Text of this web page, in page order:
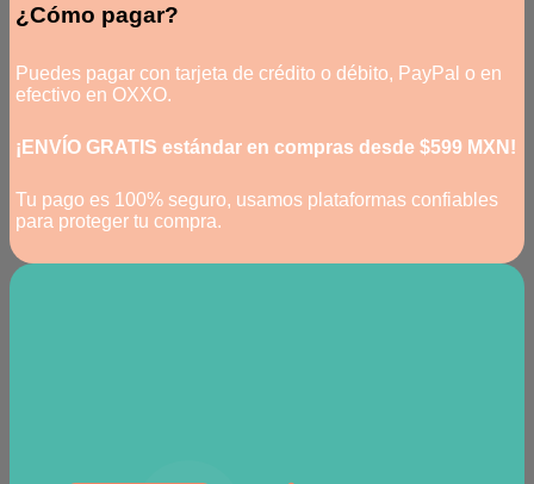
¿Cómo pagar?
Puedes pagar con tarjeta de crédito o débito, PayPal o en
efectivo en OXXO.
¡ENVÍO GRATIS estándar en compras desde $599 MXN!
Tu pago es 100% seguro, usamos plataformas confiables
para proteger tu compra.